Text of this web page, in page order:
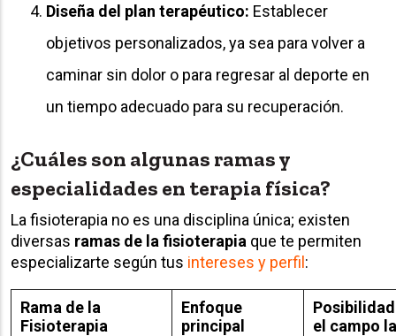
Diseña del plan terapéutico: Establecer
objetivos personalizados, ya sea para volver a
caminar sin dolor o para regresar al deporte en
un tiempo adecuado para su recuperación.
¿Cuáles son algunas ramas y
especialidades en terapia física?
La fisioterapia no es una disciplina única; existen
diversas ramas de la fisioterapia que te permiten
especializarte según tus intereses y perfil:
Rama de la
Fisioterapia
Enfoque
principal
el campo